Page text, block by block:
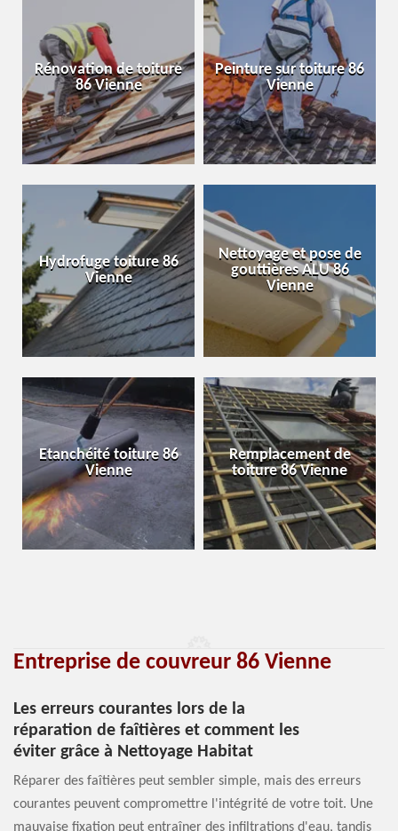
Rénovation de toiture
86 Vienne
Peinture sur toiture 86
Vienne
Hydrofuge toiture 86
Vienne
Nettoyage et pose de
gouttières ALU 86
Vienne
Etanchéité toiture 86
Vienne
Remplacement de
toiture 86 Vienne
Entreprise de couvreur 86 Vienne
Les erreurs courantes lors de la
réparation de faîtières et comment les
éviter grâce à Nettoyage Habitat
Réparer des faîtières peut sembler simple, mais des erreurs
courantes peuvent compromettre l'intégrité de votre toit. Une
mauvaise fixation peut entraîner des infiltrations d'eau, tandis